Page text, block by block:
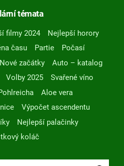
témata
filmy 2024
Nejlepší horory
času Partie
Počasí
začátky
Auto – katalog
Volby 2025
Svařené víno
Aloe vera
Výpočet ascendentu
Nejlepší palačinky
koláč